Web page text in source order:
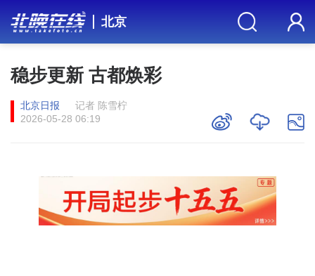
北京
稳步更新 古都焕彩
北京日报
记者 陈雪柠
2026-05-28 06:19